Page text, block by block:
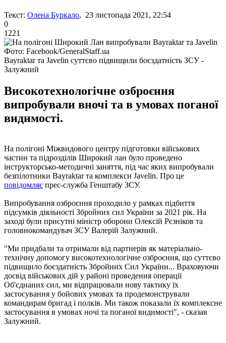
Текст: Олена Буркало, 23 листопада 2021, 22:54
0
1221
Фото: Facebook/GeneralStaff.ua
Bayraktar та Javelin суттєво підвищили боєздатність ЗСУ -
Залужний
Високотехнологічне озброєння
випробували вночі та в умовах поганої
видимості.
На полігоні Міжвидового центру підготовки військових
частин та підрозділів Широкий лан було проведено
інструкторсько-методичні заняття, під час яких випробували
безпілотники Bayraktar та комплекси Javelin. Про це
повідомляє прес-служба Генштабу ЗСУ.
Випробування озброєння проходило у рамках підбиття
підсумків діяльності Збройних сил України за 2021 рік. На
заході були присутні міністр оборони Олексій Рєзніков та
головнокомандувач ЗСУ Валерій Залужний.
"Ми придбали та отримали від партнерів як матеріально-
технічну допомогу високотехнологічне озброєння, що суттєво
підвищило боєздатність Збройних Сил України... Враховуючи
досвід військових дій у районі проведення операції
Об'єднаних сил, ми відпрацювали нову тактику їх
застосування у бойових умовах та продемонстрували
командирам бригад і полків. Ми також показали їх комплексне
застосування в умовах ночі та поганої видимості", - сказав
Залужний.